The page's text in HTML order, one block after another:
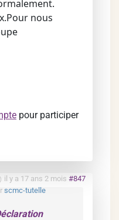
nous
pour participer
il y a 17 ans 2 mois #847
scmc-tutelle